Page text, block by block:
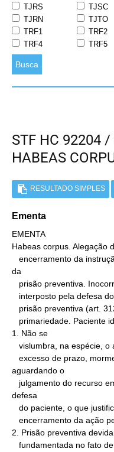
TJRS
TJSC
TJRN
TJTO
TRF1
TRF2
TRF4
TRF5
Busca
STF HC 92204 /
HABEAS
RESULTADO SIMPLES
Ementa
EMENTA
Habeas corpus. Alegação
da
1. Não se
aguardando o
defesa
2. Prisão preventiva